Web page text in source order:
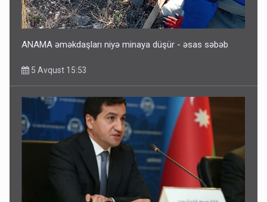
ANAMA əməkdaşları niyə minaya düşür - əsas səbəb
5 Avqust 15:53